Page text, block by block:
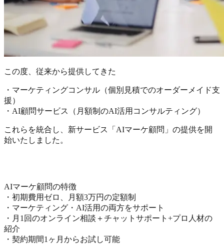
この度、従来から提供してきた
・マーケティングコンサル（個別見積でのオーダーメイド支
援）
・AI顧問サービス（月額制のAI活用コンサルティング）
これらを統合し、新サービス「AIマーケ顧問」の提供を開
始いたしました。
AIマーケ顧問の特徴
・初期費用ゼロ、月額3万円の定額制
・マーケティング・AI活用の両方をサポート
・月1回のオンライン相談＋チャットサポート+プロ人材の
紹介
・契約期間1ヶ月からお試し可能